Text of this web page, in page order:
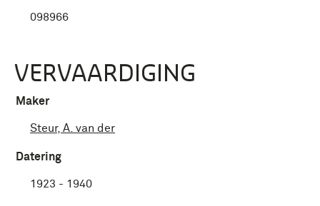
098966
VERVAARDIGING
Maker
Steur, A. van der
Datering
1923 - 1940